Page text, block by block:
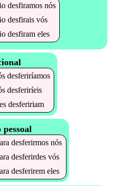
desfiramosnós
desfiraisvós
desfirameles
desferiríamos
desferiríeis
desfeririam
desferirmos nós
desferirdes vós
desferirem eles